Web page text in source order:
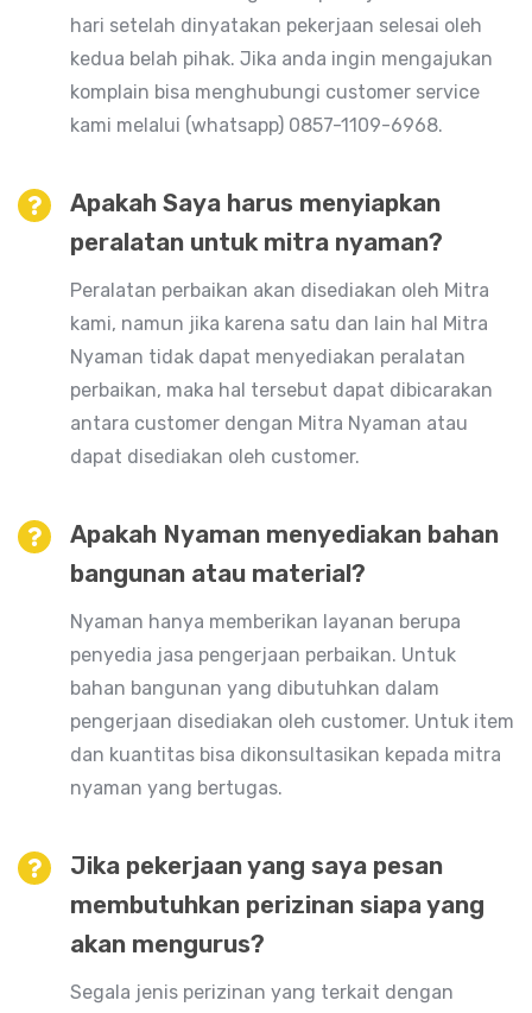
hari setelah dinyatakan pekerjaan selesai oleh
kedua belah pihak. Jika anda ingin mengajukan
komplain bisa menghubungi customer service
kami melalui (whatsapp) 0857-1109-6968.
Apakah Saya harus menyiapkan
peralatan untuk mitra nyaman?
Peralatan perbaikan akan disediakan oleh Mitra
kami, namun jika karena satu dan lain hal Mitra
Nyaman tidak dapat menyediakan peralatan
perbaikan, maka hal tersebut dapat dibicarakan
antara customer dengan Mitra Nyaman atau
dapat disediakan oleh customer.
Apakah Nyaman menyediakan bahan
bangunan atau material?
Nyaman hanya memberikan layanan berupa
penyedia jasa pengerjaan perbaikan. Untuk
bahan bangunan yang dibutuhkan dalam
pengerjaan disediakan oleh customer. Untuk item
dan kuantitas bisa dikonsultasikan kepada mitra
nyaman yang bertugas.
Jika pekerjaan yang saya pesan
membutuhkan perizinan siapa yang
akan mengurus?
Segala jenis perizinan yang terkait dengan